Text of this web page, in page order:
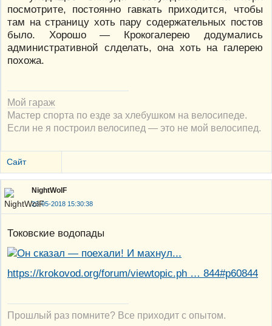
посмотрите, постоянно гавкать приходится, чтобы
там на страницу хоть пару содержательных постов
было. Хорошо — Крокогалерею додумались
административной слделать, она хоть на галерею
похожа.
Мой гараж
Мастер спорта по езде за хлебушком на велосипеде.
Если не я построил велосипед — это не мой велосипед.
Сайт
NightWolF
23-05-2018 15:30:38
Токовские водопады
https://krokovod.org/forum/viewtopic.ph … 844#p60844
Прошлый раз помните? Все приходит с опытом.